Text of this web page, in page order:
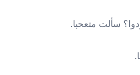
سألت متعحبا.